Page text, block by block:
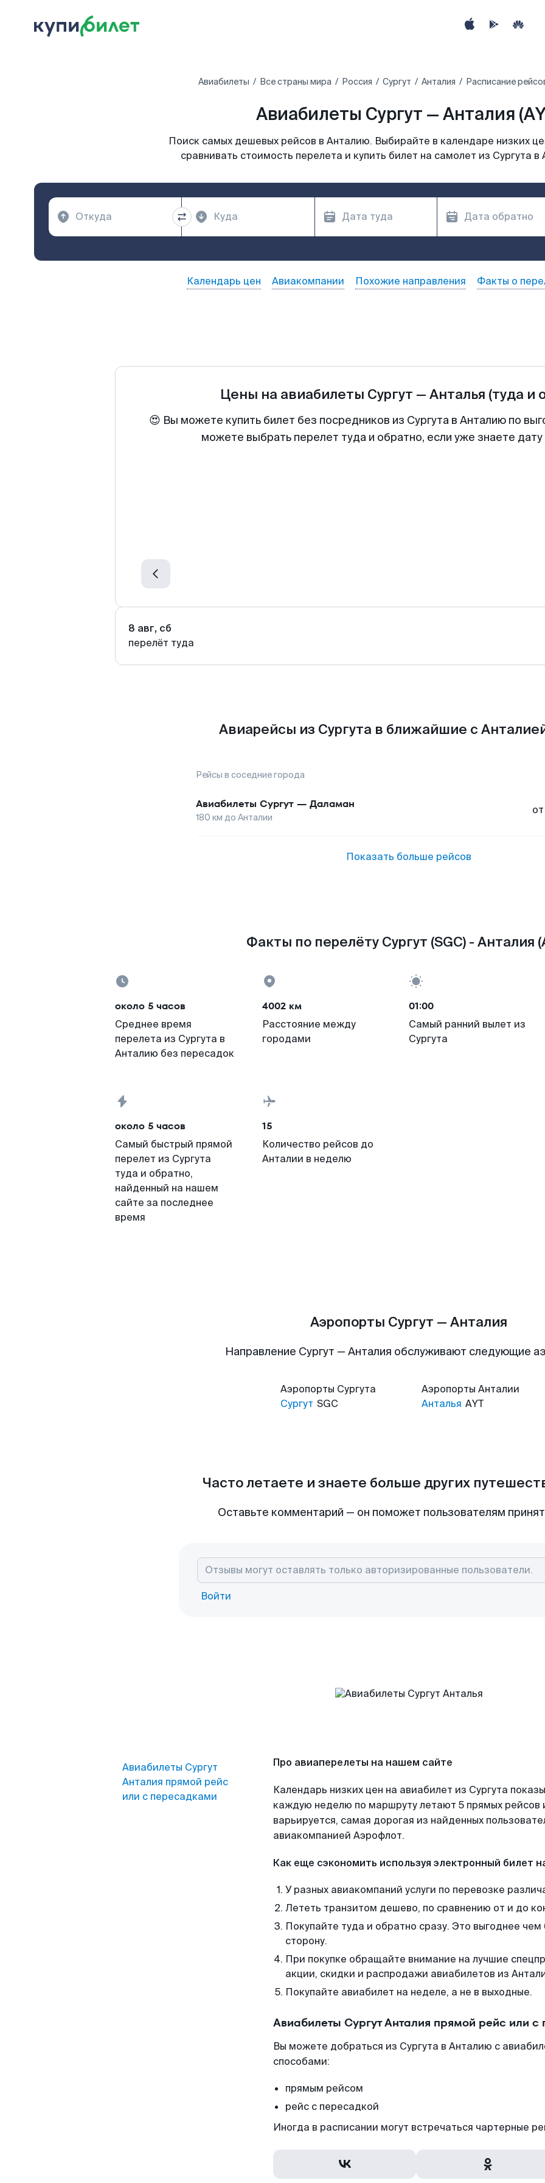
Авиабилеты Все страны мира Россия Сургут Анталия Расписание
Авиабилеты Сургут — Анталия
Поиск самых дешевых рейсов в Анталию. Выбирайте в календаре низких
сравнивать стоимость перелета и купить билет на самолет из Сургута
Календарь цен Авиакомпании Похожие направления Факты о
Цены на авиабилеты Сургут — Анталья (туда и
😍 Вы можете купить билет без посредников из Сургута в Анталию по
можете выбрать перелет туда и обратно, если уже знаете
8 авг, сб
перелёт туда
Авиарейсы из Сургута в ближайшие с
Рейсы в соседние города
Авиабилеты Сургут — Даламан
180 км до Анталии
от
Показать больше рейсов
Факты по перелёту Сургут (SGC) - Анталия
около 5 часов
Среднее время
перелета из Сургута в
Анталию без пересадок
4002 км
Расстояние между
городами
01:00
Самый ранний вылет из
Сургута
около 5 часов
Самый быстрый прямой
перелет из Сургута
туда и обратно,
найденный на нашем
сайте за последнее
время
15
Количество рейсов до
Анталии в неделю
Аэропорты Сургут — Анталия
Направление Сургут — Анталия обслуживают следующие
Аэропорты Сургута
Сургут SGC
Аэропорты Анталии
Анталья AYT
Часто летаете и знаете больше других
Оставьте комментарий — он поможет пользователям
Войти
Авиабилеты Сургут
Анталия прямой рейс
или с пересадками
Про авиаперелеты на нашем сайте
Календарь низких цен на авиабилет из Сургута
каждую неделю по маршруту летают 5 прямых рейсов
варьируется, самая дорогая из найденных
авиакомпанией Аэрофлот.
Как еще сэкономить используя электронный билет
У разных авиакомпаний услуги по перевозке
Лететь транзитом дешево, по сравнению от и до
Покупайте туда и обратно сразу. Это выгоднее чем
сторону.
При покупке обращайте внимание на лучшие
акции, скидки и распродажи авиабилетов из
Покупайте авиабилет на неделе, а не в выходные.
Авиабилеты Сургут Анталия прямой рейс или
Вы можете добраться из Сургута в Анталию с
способами:
прямым рейсом
рейс с пересадкой
Иногда в расписании могут встречаться чартерные